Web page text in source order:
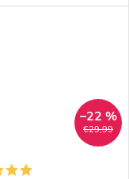
€29,99
–22 %